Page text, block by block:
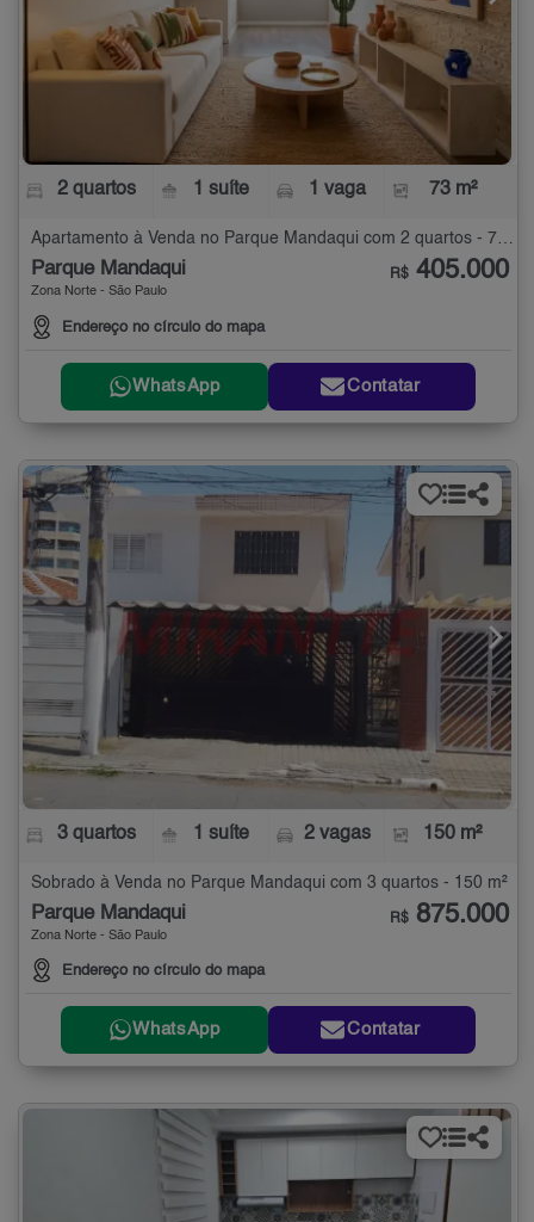
2 quartos 1 suíte 1 vaga 73 m²
Apartamento à Venda no Parque Mandaqui com 2 quartos - 73 m²
Parque Mandaqui
Zona Norte - São Paulo
Endereço no círculo do mapa
R$ 405.000
WhatsApp Contatar
3 quartos 1 suíte 2 vagas 150 m²
Sobrado à Venda no Parque Mandaqui com 3 quartos - 150 m²
Parque Mandaqui
Zona Norte - São Paulo
Endereço no círculo do mapa
R$ 875.000
WhatsApp Contatar